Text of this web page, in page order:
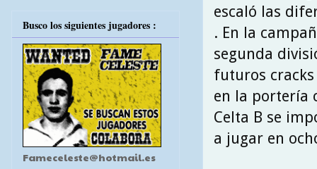
escaló las
. En la
segunda
futuros
en la portería
Celta B se
a jugar en
Busco los siguientes jugadores :
Fameceleste@hotmail.es